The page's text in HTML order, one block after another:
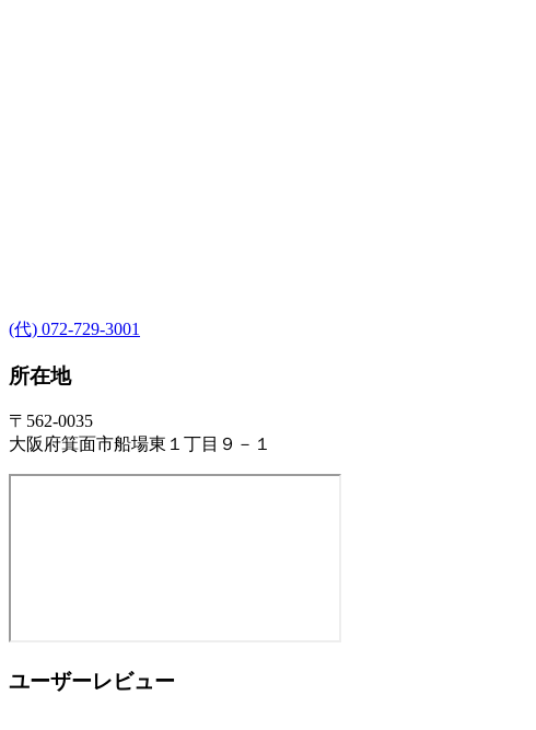
(代) 072-729-3001
所在地
〒562-0035
大阪府箕面市船場東１丁目９－１
ユーザーレビュー